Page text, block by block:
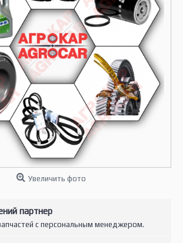
Увеличить фото
партнер
с персональным менеджером.